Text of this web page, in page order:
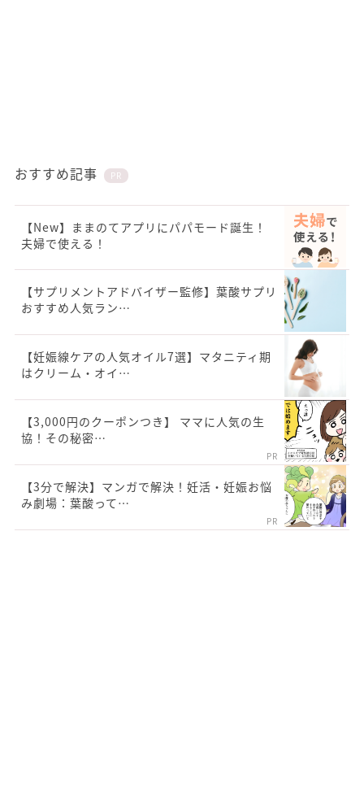
おすすめ記事 PR
【New】ままのてアプリにパパモード誕生！
夫婦で使える！
【サプリメントアドバイザー監修】葉酸サプリ
おすすめ人気ラン…
【妊娠線ケアの人気オイル7選】マタニティ期
はクリーム・オイ…
【3,000円のクーポンつき】 ママに人気の生
協！その秘密…
PR
【3分で解決】マンガで解決！妊活・妊娠お悩
み劇場：葉酸って…
PR